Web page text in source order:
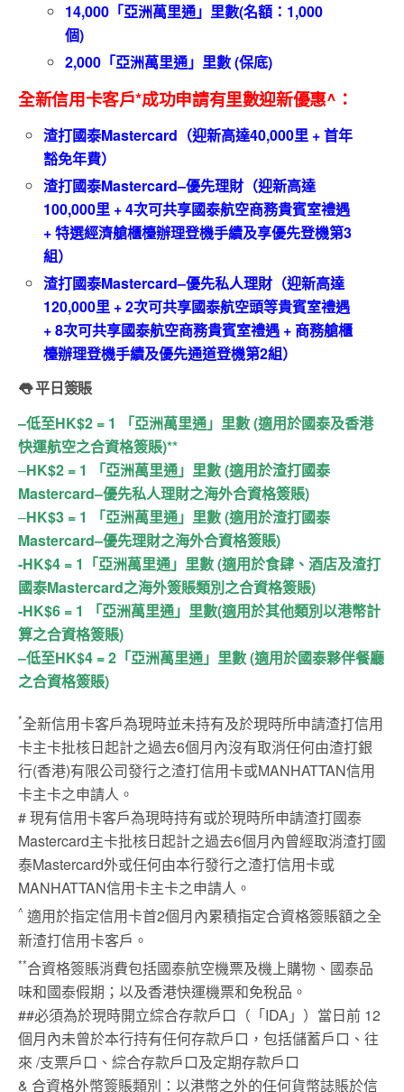
14,000「亞洲萬里通」里數(名額：1,000
個)
2,000 「亞洲萬里通」里數(保底)
全新信用卡客戶*成功申請有里數迎新優惠^：
渣打國泰Mastercard （迎新高達40,000里 +首年
豁免年費）
渣打國泰Mastercard–優先理財（迎新高達
100,000里 + 4次可共享國泰航空商務貴賓室禮遇
+特選經濟艙櫃檯辦理登機手續及享優先登機第3
組）
渣打國泰Mastercard–優先私人理財（迎新高達
120,000里 + 2次可共享國泰航空頭等貴賓室禮遇
+ 8次可共享國泰航空商務貴賓室禮遇 + 商務艙櫃
檯辦理登機手續及優先通道登機第2組）
👅 平日簽賬
–低至HK$2 = 1 「亞洲萬里通」里數(適用於國泰及香港
快運航空之合資格簽賬)**
–HK$2 = 1 「亞洲萬里通」里數(適用於渣打國泰
Mastercard–優先私人理財之海外合資格簽賬)
–HK$3 = 1 「亞洲萬里通」里數(適用於渣打國泰
Mastercard–優先理財之海外合資格簽賬)
-HK$4 = 1 「亞洲萬里通」里數(適用於食肆、酒店及渣打
國泰Mastercard之海外簽賬類別之合資格簽賬)
-HK$6 = 1
「亞洲萬里通」里數(適用於其他類別以港幣計
算之合資格簽賬)
–低至HK$4 = 2 「亞洲萬里通」里數(適用於國泰夥伴餐廳
之合資格簽賬)
*全新信用卡客戶為現時並未持有及於現時所申請渣打信用
卡主卡批核日起計之過去6個月內沒有取消任何由渣打銀
行(香港)有限公司發行之渣打信用卡或MANHATTAN信用
卡主卡之申請人。
# 現有信用卡客戶為現時持有或於現時所申請渣打國泰
Mastercard主卡批核日起計之過去6個月內曾經取消渣打國
泰Mastercard外或任何由本行發行之渣打信用卡或
MANHATTAN信用卡主卡之申請人。
^ 適用於指定信用卡首2個月內累積指定合資格簽賬額之全
新渣打信用卡客戶。
**合資格簽賬消費包括國泰航空機票及機上購物、國泰品
味和國泰假期；以及香港快運機票和免稅品。
##必須為於現時開立綜合存款戶口（「IDA」）當日前 12
個月內未曾於本行持有任何存款戶口，包括儲蓄戶口、往
來 /支票戶口、綜合存款戶口及定期存款戶口
& 合資格外幣簽賬類別：以港幣之外的任何貨幣誌賬於信